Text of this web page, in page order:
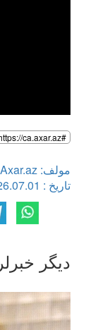
#https://ca.axar.az/
مولف: Axar.az
تاریخ : 2026.07.01 / 14:12
دیگر خبرلر